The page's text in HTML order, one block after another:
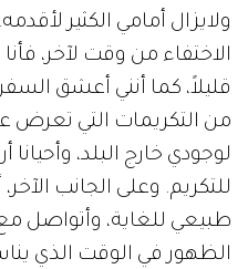
ولايزال أمامي الكثير
الاختفاء من وقت لآخر،
قليلاً، كما أنني أعشق
من التكريمات التي تعرض
لوجودي خارج البلد،
للتكريم. وعلى الجانب
طبيعي للغاية، وأتواصل مع
الظهور في الوقت الذي